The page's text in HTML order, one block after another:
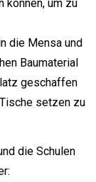
können, um zu
die Mensa und
Baumaterial
geschaffen
setzen zu
die Schulen